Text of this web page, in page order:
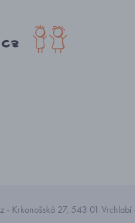
- Krkonošská 27, 543 01